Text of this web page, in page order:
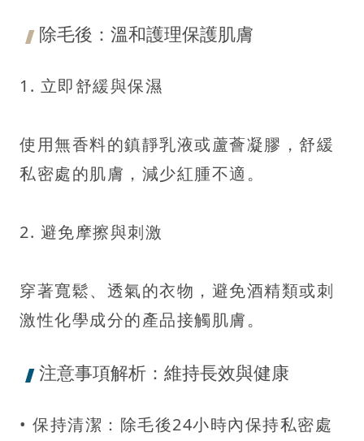
除毛後：溫和護理保護肌膚
1. 立即舒緩與保濕
使用無香料的鎮靜乳液或蘆薈凝膠，舒緩
私密處的肌膚，減少紅腫不適。
2. 避免摩擦與刺激
穿著寬鬆、透氣的衣物，避免酒精類或刺
激性化學成分的產品接觸肌膚。
注意事項解析：維持長效與健康
• 保持清潔：除毛後24小時內保持私密處